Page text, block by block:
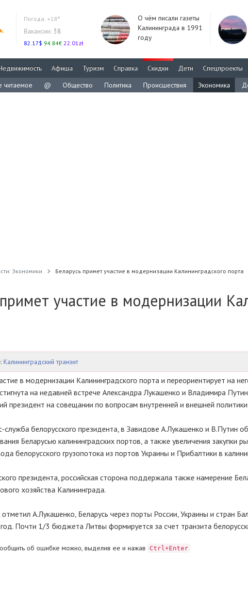
Погода: +18°
Вакансии: 38
82.17$ 94.84€ 22.01zł
О чём писали газеты
Калининграда в 1991
году
Афиша Туризм Справка Скидки Дети Спецпроекты
читаемое @ Общество Политика Происшествия Экономика
Экономики Беларусь примет участие в модернизации Калининградского порта
участие в модернизации
Калининградский транзит
в модернизации Калининградского порта и переориентирует на
на недавней встрече Александра Лукашенко и Владимира
президент на совещании по вопросам внутренней и внешней
служба белорусского президента, в Завидове А.Лукашенко и В.Путин
Беларусью калининградских портов, а также увеличения закупки
белорусского грузопотока из портов Украины и Прибалтики в
президента, российская сторона поддержала также намерение
хозяйства Калининграда.
А.Лукашенко, Беларусь через порты России, Украины и стран
Почти 1/3 бюджета Литвы формируется за счет транзита
об ошибке можно, выделив ее и нажав Ctrl+Enter